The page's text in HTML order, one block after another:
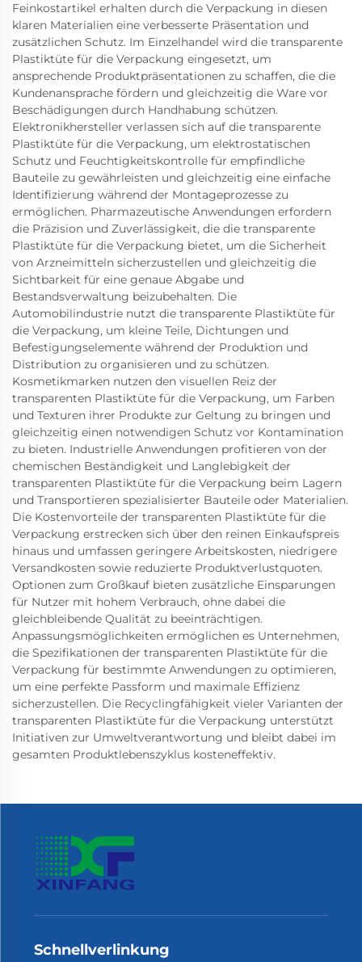
Feinkostartikel erhalten durch die Verpackung in diesen
klaren Materialien eine verbesserte Präsentation und
zusätzlichen Schutz. Im Einzelhandel wird die transparente
Plastiktüte für die Verpackung eingesetzt, um
ansprechende Produktpräsentationen zu schaffen, die die
Kundenansprache fördern und gleichzeitig die Ware vor
Beschädigungen durch Handhabung schützen.
Elektronikhersteller verlassen sich auf die transparente
Plastiktüte für die Verpackung, um elektrostatischen
Schutz und Feuchtigkeitskontrolle für empfindliche
Bauteile zu gewährleisten und gleichzeitig eine einfache
Identifizierung während der Montageprozesse zu
ermöglichen. Pharmazeutische Anwendungen erfordern
die Präzision und Zuverlässigkeit, die die transparente
Plastiktüte für die Verpackung bietet, um die Sicherheit
von Arzneimitteln sicherzustellen und gleichzeitig die
Sichtbarkeit für eine genaue Abgabe und
Bestandsverwaltung beizubehalten. Die
Automobilindustrie nutzt die transparente Plastiktüte für
die Verpackung, um kleine Teile, Dichtungen und
Befestigungselemente während der Produktion und
Distribution zu organisieren und zu schützen.
Kosmetikmarken nutzen den visuellen Reiz der
transparenten Plastiktüte für die Verpackung, um Farben
und Texturen ihrer Produkte zur Geltung zu bringen und
gleichzeitig einen notwendigen Schutz vor Kontamination
zu bieten. Industrielle Anwendungen profitieren von der
chemischen Beständigkeit und Langlebigkeit der
transparenten Plastiktüte für die Verpackung beim Lagern
und Transportieren spezialisierter Bauteile oder Materialien.
Die Kostenvorteile der transparenten Plastiktüte für die
Verpackung erstrecken sich über den reinen Einkaufspreis
hinaus und umfassen geringere Arbeitskosten, niedrigere
Versandkosten sowie reduzierte Produktverlustquoten.
Optionen zum Großkauf bieten zusätzliche Einsparungen
für Nutzer mit hohem Verbrauch, ohne dabei die
gleichbleibende Qualität zu beeinträchtigen.
Anpassungsmöglichkeiten ermöglichen es Unternehmen,
die Spezifikationen der transparenten Plastiktüte für die
Verpackung für bestimmte Anwendungen zu optimieren,
um eine perfekte Passform und maximale Effizienz
sicherzustellen. Die Recyclingfähigkeit vieler Varianten der
transparenten Plastiktüte für die Verpackung unterstützt
Initiativen zur Umweltverantwortung und bleibt dabei im
gesamten Produktlebenszyklus kosteneffektiv.
Schnellverlinkung